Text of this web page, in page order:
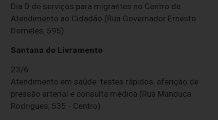
Dia D de serviços para migrantes no Centro de
Atendimento ao Cidadão (Rua Governador Ernesto
Dorneles, 595)
Santana do Livramento
23/6
Atendimento em saúde: testes rápidos, aferição de
pressão arterial e consulta médica (Rua Manduca
Rodrigues, 535 - Centro)